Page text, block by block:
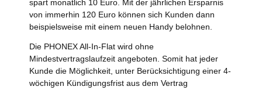
spart monatlich 10 Euro. Mit der jährlichen Ersparnis
von immerhin 120 Euro können sich Kunden dann
beispielsweise mit einem neuen Handy belohnen.
Die PHONEX All-In-Flat wird ohne
Mindestvertragslaufzeit angeboten. Somit hat jeder
Kunde die Möglichkeit, unter Berücksichtigung einer 4-
wöchigen Kündigungsfrist aus dem Vertrag